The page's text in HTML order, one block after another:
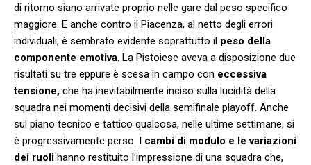
di ritorno siano arrivate proprio nelle gare dal peso specifico
maggiore. E anche contro il Piacenza, al netto degli errori
individuali, è sembrato evidente soprattutto il peso della
componente emotiva. La Pistoiese aveva a disposizione due
risultati su tre eppure è scesa in campo con eccessiva
tensione, che ha inevitabilmente inciso sulla lucidità della
squadra nei momenti decisivi della semifinale playoff. Anche
sul piano tecnico e tattico qualcosa, nelle ultime settimane, si
è progressivamente perso. I cambi di modulo e le variazioni
dei ruoli hanno restituito l’impressione di una squadra che,